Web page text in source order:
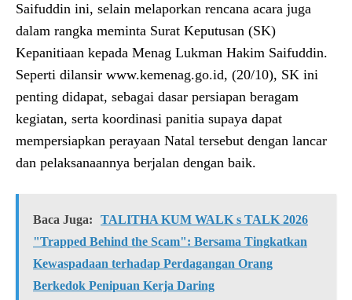
Saifuddin ini, selain melaporkan rencana acara juga
dalam rangka meminta Surat Keputusan (SK)
Kepanitiaan kepada Menag Lukman Hakim Saifuddin.
Seperti dilansir www.kemenag.go.id, (20/10), SK ini
penting didapat, sebagai dasar persiapan beragam
kegiatan, serta koordinasi panitia supaya dapat
mempersiapkan perayaan Natal tersebut dengan lancar
dan pelaksanaannya berjalan dengan baik.
Baca Juga:
TALITHA KUM WALK s TALK 2026
"Trapped Behind the Scam": Bersama Tingkatkan
Kewaspadaan terhadap Perdagangan Orang
Berkedok Penipuan Kerja Daring